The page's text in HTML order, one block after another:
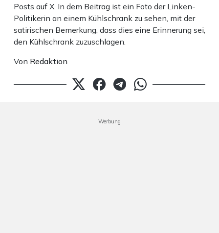
Posts auf X. In dem Beitrag ist ein Foto der Linken-
Politikerin an einem Kühlschrank zu sehen, mit der
satirischen Bemerkung, dass dies eine Erinnerung sei,
den Kühlschrank zuzuschlagen.
Von Redaktion
Werbung